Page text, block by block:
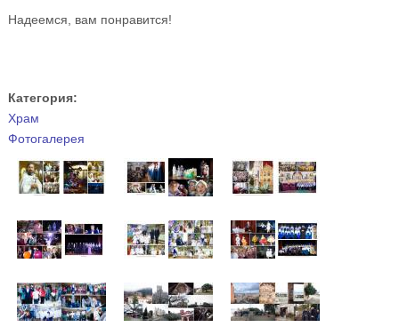
Надеемся, вам понравится!
Категория:
Храм
Фотогалерея